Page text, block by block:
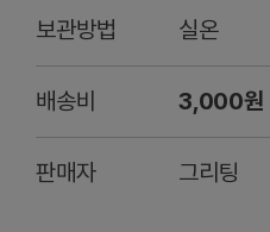
보관방법 실온
배송비 3,000원
판매자 그리팅